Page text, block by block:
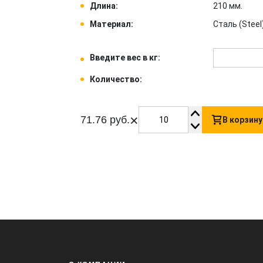
Длина:
210 мм.
Материал:
Сталь (Steel)
Введите вес в кг:
Количество:
71.76 руб.× В корзину